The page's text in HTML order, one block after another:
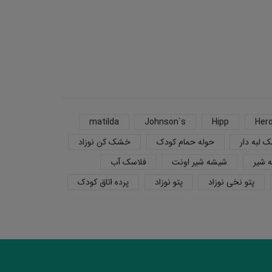
Hipp
Johnson`s
matilda
لبه دار حوله حمام کودک
خشک کن نوزاد
شیر شیشه شیر اونت
فلاسک آب
پتو نخی نوزاد پتو نوزاد
پرده اتاق کودک